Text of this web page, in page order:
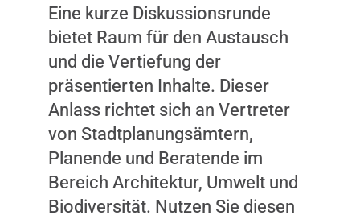
Eine kurze Diskussionsrunde
bietet Raum für den Austausch
und die Vertiefung der
präsentierten Inhalte. Dieser
Anlass richtet sich an Vertreter
von Stadtplanungsämtern,
Planende und Beratende im
Bereich Architektur, Umwelt und
Biodiversität. Nutzen Sie diesen